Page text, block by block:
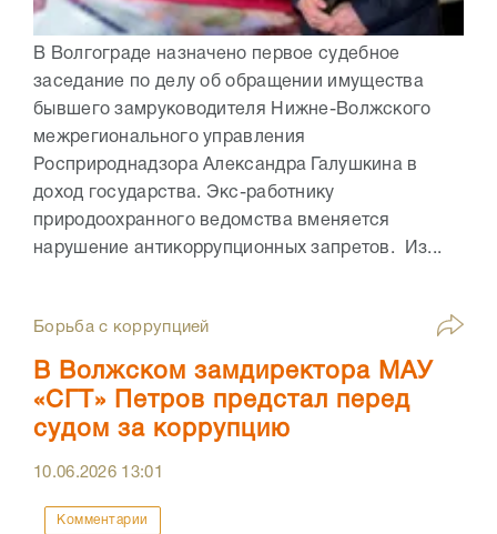
В Волгограде назначено первое судебное
заседание по делу об обращении имущества
бывшего замруководителя Нижне-Волжского
межрегионального управления
Росприроднадзора Александра Галушкина в
доход государства. Экс-работнику
природоохранного ведомства вменяется
нарушение антикоррупционных запретов. Из...
Борьба с коррупцией
В Волжском замдиректора МАУ
«СГТ» Петров предстал перед
судом за коррупцию
10.06.2026 13:01
Комментарии